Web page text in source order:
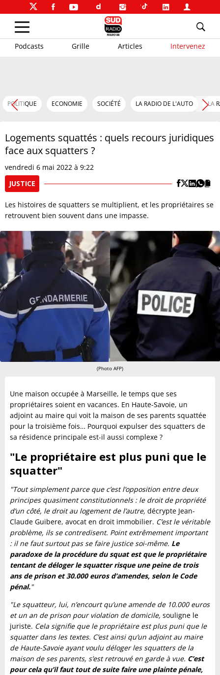
Podcasts Grille Articles Intervenez
POLITIQUE ECONOMIE SOCIÉTÉ LA RADIO DE L'AUTO LA
Logements squattés : quels recours juridiques
face aux squatters ?
vendredi 6 mai 2022 à 9:22
JUSTICE
Les histoires de squatters se multiplient, et les propriétaires se
retrouvent bien souvent dans une impasse.
(Photo AFP)
Une maison occupée à Marseille, le temps que ses
propriétaires soient en vacances. En Haute-Savoie, un
adjoint au maire qui voit la maison de ses parents squattée
pour la troisième fois… Pourquoi expulser des squatters de
sa résidence principale est-il aussi complexe ?
"Le propriétaire est plus puni que le
squatter"
"Tout simplement parce que c’est l’opposition entre deux
principes quasiment constitutionnels : le droit de propriété
d’un côté, le droit au logement de l’autre, décrypte Jean-
Claude Guibere, avocat en droit immobilier. C’est le véritable
problème, ils se contredisent. Point extrêmement important
: il ne faut surtout pas se faire justice soi-même. Le
paradoxe de la procédure du squat est que le propriétaire
tentant de déloger le squatter risque une peine de trois
ans de prison et 30.000 euros d’amendes, selon le Code
pénal."
"Le squatteur, lui, n’encourt qu’une amende de 10.000 euros
et un an de prison pour violation de domicile, souligne le
juriste. Cela signifie que le propriétaire est plus puni que le
squatter dans les textes. C’est ainsi qu’un adjoint au maire
de Haute-Savoie ayant voulu déloger les squatters de la
maison de ses parents, s’est retrouvé en garde à vue. C’est
pour cela qu’il faut tout de suite faire une plainte pénale,